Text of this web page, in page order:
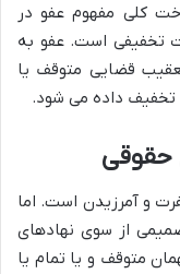
کلی مفهوم عفو در
تخفیفی است. عفو به
قضایی متوقف یا
تخفیف داده می شود.
حقوقی
و آمرزیدن است. اما
از سوی نهادهای
متوقف و یا تمام یا